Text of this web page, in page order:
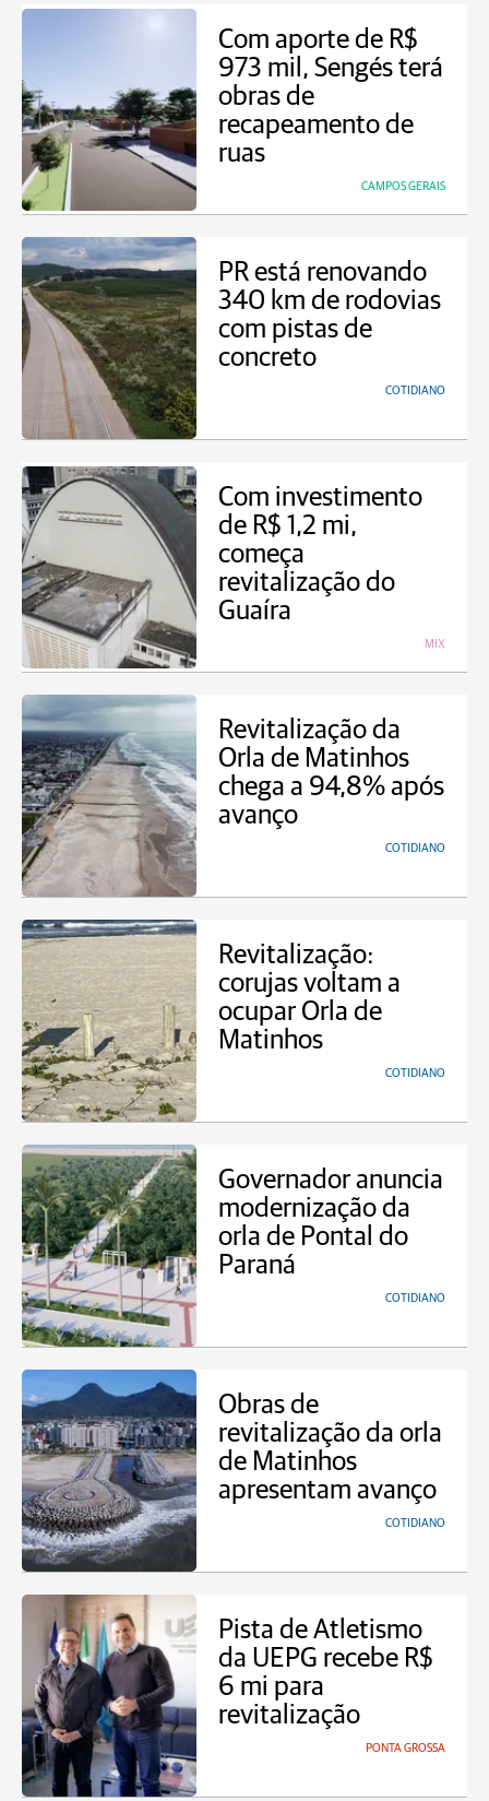
Com aporte de R$
973 mil, Sengés terá
obras de
recapeamento de
ruas
CAMPOS GERAIS
PR está renovando
340 km de rodovias
com pistas de
concreto
COTIDIANO
Com investimento
de R$ 1,2 mi,
começa
revitalização do
Guaíra
MIX
Revitalização da
Orla de Matinhos
chega a 94,8% após
avanço
COTIDIANO
Revitalização:
corujas voltam a
ocupar Orla de
Matinhos
COTIDIANO
Governador anuncia
modernização da
orla de Pontal do
Paraná
COTIDIANO
Obras de
revitalização da orla
de Matinhos
apresentam avanço
COTIDIANO
Pista de Atletismo
da UEPG recebe R$
6 mi para
revitalização
PONTA GROSSA